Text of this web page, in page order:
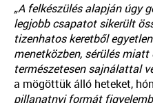
„A felkészülés alapján úgy
legjobb csapatot sikerült
tizenhatos keretből
menetközben, sérülés
természetesen sajnálattal
a mögöttük álló heteket,
pillanatnyi formát